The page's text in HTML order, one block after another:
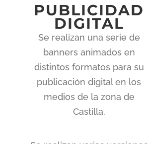
PUBLICIDAD
DIGITAL
Se realizan una serie de
banners animados en
distintos formatos para su
publicación digital en los
medios de la zona de
Castilla.